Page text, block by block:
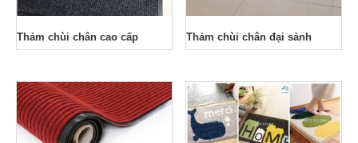
Thảm chùi chân cao cấp Thảm chùi chân đại sảnh